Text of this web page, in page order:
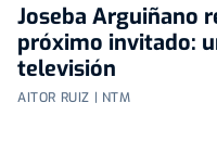
Joseba Arguiñano
próximo invitado:
televisión
AITOR RUIZ | NTM